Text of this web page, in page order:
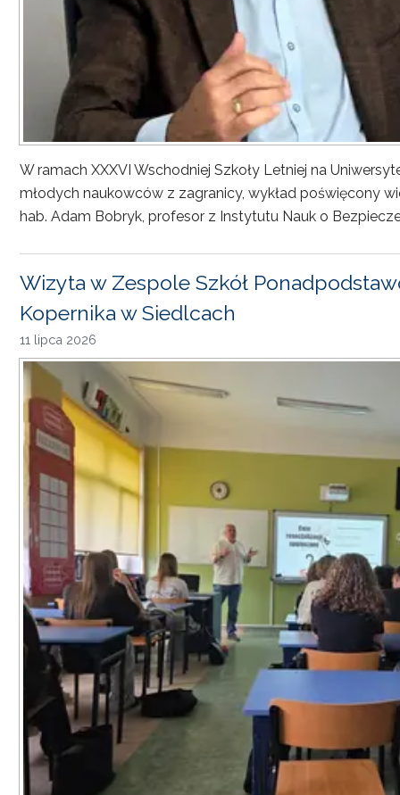
W ramach XXXVI Wschodniej Szkoły Letniej na
młodych naukowców z zagranicy, wykład poświęcony
hab. Adam Bobryk, profesor z Instytutu Nauk o
Wizyta w Zespole Szkół
Kopernika w Siedlcach
11 lipca 2026